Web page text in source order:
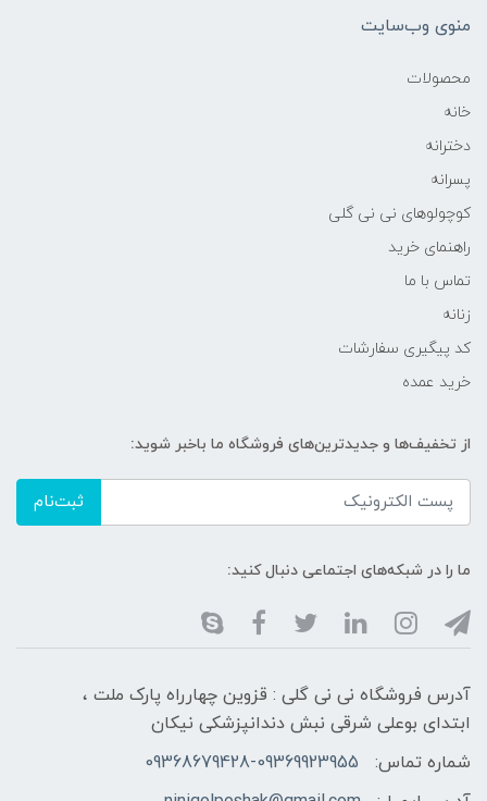
منوی وب‌سایت
محصولات
خانه
دخترانه
پسرانه
کوچولوهای نی نی گلی
راهنمای خرید
تماس با ما
زنانه
کد پیگیری سفارشات
خرید عمده
از تخفیف‌ها و جدیدترین‌های فروشگاه ما باخبر شوید:
ثبت‌نام
ما را در شبکه‌های اجتماعی دنبال کنید:
آدرس فروشگاه نی نی گلی : قزوین چهارراه پارک ملت ،
ابتدای بوعلی شرقی نبش دندانپزشکی نیکان
شماره تماس:
09368679428-09369923955